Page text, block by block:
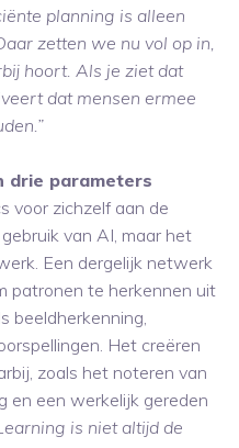
planning is alleen
zetten we nu vol op in,
hoort. Als je ziet dat
dat mensen ermee
drie parameters
voor zichzelf aan de
van AI, maar het
Een dergelijk netwerk
patronen te herkennen uit
beeldherkenning,
Het creëren
zoals het noteren van
en een werkelijk gereden
is niet altijd de